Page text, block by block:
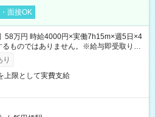
面接OK
万円 時給4000円×実働7h15m×週5日×4
ものではありません。※給与即受取りサ
件有）
り
上限として実費支給